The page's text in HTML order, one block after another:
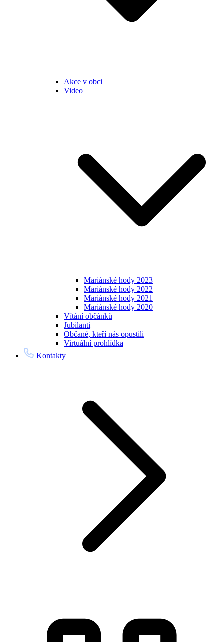
Akce v obci
Video
Mariánské hody 2023
Mariánské hody 2022
Mariánské hody 2021
Mariánské hody 2020
Vítání občánků
Jubilanti
Občané, kteří nás opustili
Virtuální prohlídka
Kontakty